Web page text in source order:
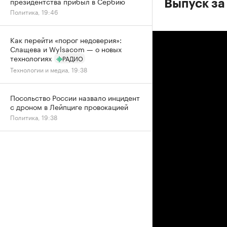
Выпуск
Политика, 19:46
Как перейти «порог недоверия»:
Слащева и Wylsacom — о новых
технологиях
РАДИО
Технологии и медиа, 19:38
Посольство России назвало инцидент
с дроном в Лейпциге провокацией
Политика, 19:38